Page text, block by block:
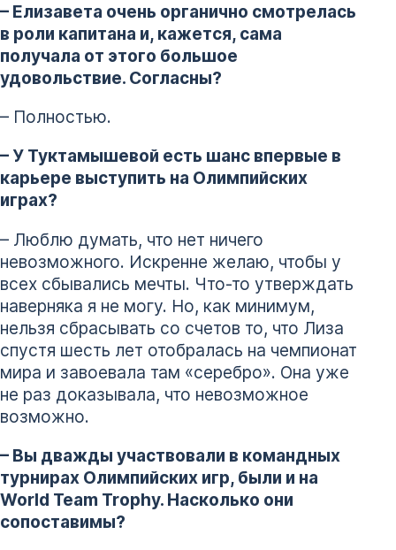
– Елизавета очень органично смотрелась
в роли капитана и, кажется, сама
получала от этого большое
удовольствие. Согласны?
– Полностью.
– У Туктамышевой есть шанс впервые в
карьере выступить на Олимпийских
играх?
– Люблю думать, что нет ничего
невозможного. Искренне желаю, чтобы у
всех сбывались мечты. Что-то утверждать
наверняка я не могу. Но, как минимум,
нельзя сбрасывать со счетов то, что Лиза
спустя шесть лет отобралась на чемпионат
мира и завоевала там «серебро». Она уже
не раз доказывала, что невозможное
возможно.
– Вы дважды участвовали в командных
турнирах Олимпийских игр, были и на
World Team Trophy. Насколько они
сопоставимы?